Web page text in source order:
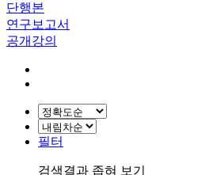
단행본
연구보고서
공개강의
필터
검색결과 좁혀 보기